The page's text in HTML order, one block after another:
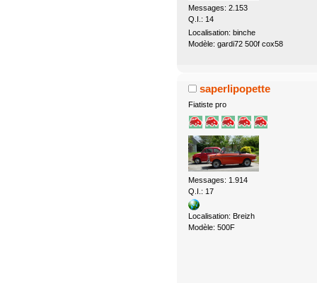
Messages: 2.153
Q.I.: 14
Localisation: binche
Modèle: gardi72 500f cox58
saperlipopette
Fiatiste pro
Messages: 1.914
Q.I.: 17
Localisation: Breizh
Modèle: 500F